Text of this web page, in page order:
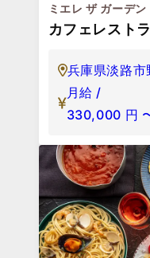
ミエレ ザ ガーデン
カフェレスト
兵庫県淡路
月給 /
330,000 円